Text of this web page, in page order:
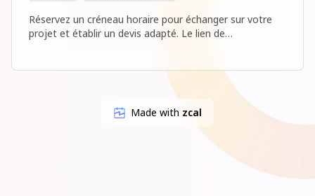
Réservez un créneau horaire pour échanger sur votre
projet et établir un devis adapté. Le lien de
Made with zcal